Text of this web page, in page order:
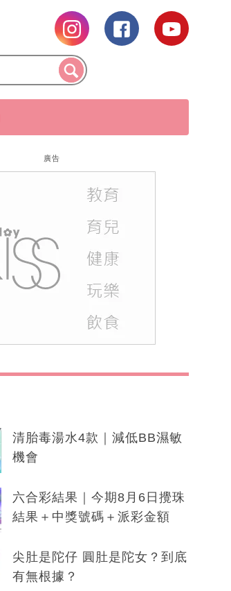
廣告
清胎毒湯水4款｜減低BB濕敏
機會
六合彩結果｜今期8月6日攪珠
結果＋中獎號碼＋派彩金額
尖肚是陀仔 圓肚是陀女？到底
有無根據？